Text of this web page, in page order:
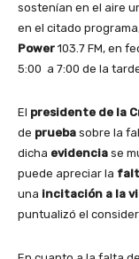
sostenían en el aire
en el citado
Power 103.7 FM, en
5:00 a 7:00 de la
El presidente de la
de prueba sobre la
dicha evidencia se
puede apreciar la
una incitación a la
puntualizó el